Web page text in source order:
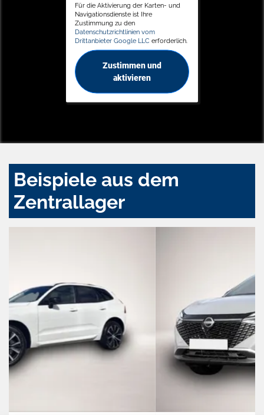
Für die Aktivierung der Karten- und
Navigationsdienste ist Ihre
Zustimmung zu den
Datenschutzrichtlinien vom
Drittanbieter Google LLC erforderlich.
Zustimmen und
aktivieren
Beispiele aus dem
Zentrallager